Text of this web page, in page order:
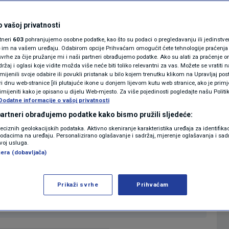
MAGAZIN
KOLUMNE
N1(DIS)INFO
KLIMATSKE PROMJENE
FOTO
VIDEO
bili porezno
N1 STUDIO UŽIVO 0 komentara
Više
u Studiju uživo kod Anke Bilić Keserović
plina, tržištu energenata i najavu
vašoj privatnosti
603 pohranjujemo osobne podatke, kao što su podaci o pregledavanju ili
na vašem uređaju. Odabirom opcije Prihvaćam omogućit ćete tehnologije praćenja
za čije pružanje mi i naši partneri obrađujemo podatke. Ako su alati za praćenje
i oglasi koje vidite možda više neće biti toliko relevantni za vas. Možete se vratiti
svoje odabire ili povukli pristanak u bilo kojem trenutku klikom na Upravljaj
dnu web-stranice [ili plutajuće ikone u donjem lijevom kutu web stranice, ako je
kako je opisano u dijelu Web-mjesto. Za više pojedinosti pogledajte našu
informacije o vašoj privatnosti
obrađujemo podatke kako bismo pružili sljedeće:
geolokacijskih podataka. Aktivno skeniranje karakteristika uređaja za
na uređaju. Personalizirano oglašavanje i sadržaj, mjerenje oglašavanja i
usluga.
(dobavljača)
Prikaži svrhe Prihvaćam